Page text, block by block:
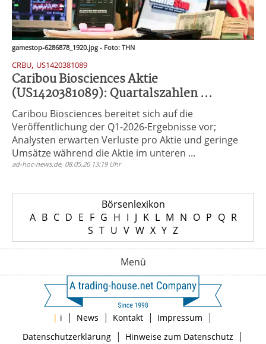
gamestop-6286878_1920.jpg - Foto: THN
CRBU, US1420381089
Caribou Biosciences Aktie
(US1420381089): Quartalszahlen ...
Caribou Biosciences bereitet sich auf die
Veröffentlichung der Q1-2026-Ergebnisse vor;
Analysten erwarten Verluste pro Aktie und geringe
Umsätze während die Aktie im unteren ...
ad-hoc-news.de, 08.05.26 13:19 Uhr
Börsenlexikon
A B C D E F G H I J K L M N O P Q R
S T U V W X Y Z
Menü
| i | News | Kontakt | Impressum |
Datenschutzerklärung| Hinweise zum Datenschutz |